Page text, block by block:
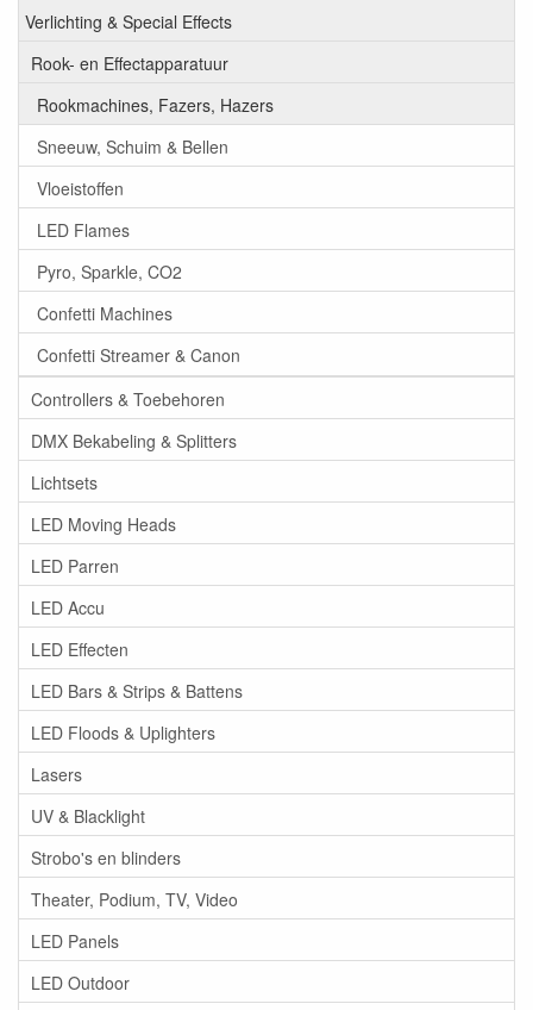
Verlichting & Special Effects
Rook- en Effectapparatuur
Rookmachines, Fazers, Hazers
Sneeuw, Schuim & Bellen
Vloeistoffen
LED Flames
Pyro, Sparkle, CO2
Confetti Machines
Confetti Streamer & Canon
Controllers & Toebehoren
DMX Bekabeling & Splitters
Lichtsets
LED Moving Heads
LED Parren
LED Accu
LED Effecten
LED Bars & Strips & Battens
LED Floods & Uplighters
Lasers
UV & Blacklight
Strobo's en blinders
Theater, Podium, TV, Video
LED Panels
LED Outdoor